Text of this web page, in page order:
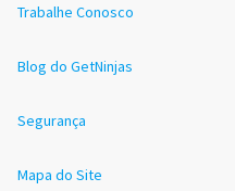
Trabalhe Conosco
Blog do GetNinjas
Segurança
Mapa do Site